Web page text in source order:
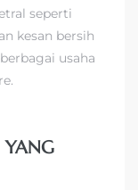
seperti
kesan bersih
usaha
YANG